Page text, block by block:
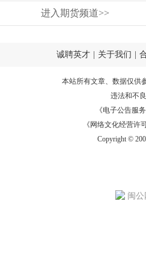
进入期货频道>>
诚聘英才 关于我们
本站所有文章、数据仅供
违法和不
《电子公告服务
《网络文化经营许
Copyright ©
闽公